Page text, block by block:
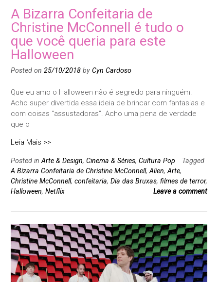
A Bizarra Confeitaria de
Christine McConnell é tudo o
que você queria para este
Halloween
Posted on 25/10/2018 by Cyn Cardoso
Que eu amo o Halloween não é segredo para ninguém.
Acho super divertida essa ideia de brincar com fantasias e
com coisas “assustadoras”. Acho uma pena de verdade
que o
Leia Mais >>
Posted in Arte & Design, Cinema & Séries, Cultura Pop
Tagged
A Bizarra Confeitaria de Christine McConnell, Alien, Arte,
Christine McConnell, confeitaria, Dia das Bruxas, filmes de terror,
Halloween, Netflix Leave a comment